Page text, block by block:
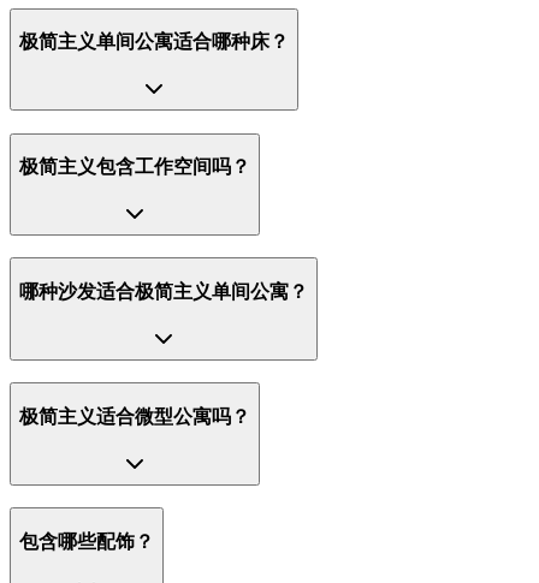
极简主义单间公寓适合哪种床？
极简主义包含工作空间吗？
哪种沙发适合极简主义单间公寓？
极简主义适合微型公寓吗？
包含哪些配饰？